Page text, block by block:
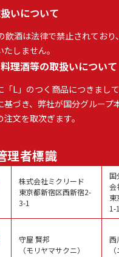
いについて
飲酒は法律で禁止されており
しません。
理酒等の取扱いについて
「L」のつく商品につきまし
基づき、弊社が国分グループ
文を取次ぎます。
理者標識
株式会社ミクリード
東京都新宿区西新宿2-
3-1
守屋 賢邦
（モリヤマサクニ）
国
会
東
1-1
西